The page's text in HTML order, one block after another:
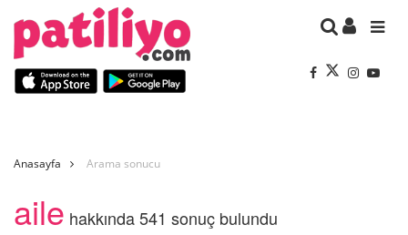
Anasayfa Arama sonucu
aile hakkında 541 sonuç bulundu